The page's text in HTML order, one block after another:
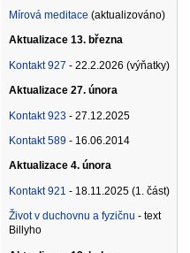
Mírová meditace (aktualizováno)
Aktualizace 13. března
Kontakt 927 - 22.2.2026 (výňatky)
Aktualizace 27. února
Kontakt 923- 27.12.2025
Kontakt 589- 16.06.2014
Aktualizace 4. února
Kontakt 921 - 18.11.2025 (1. část)
Život v duchovnu a fyzičnu - text
Billyho